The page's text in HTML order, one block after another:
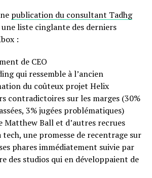
publication du consultant Tadhg
une liste cinglante des derniers
:
de CEO
qui ressemble à l’ancien
du coûteux projet Helix
contradictoires sur les marges (30%
3% jugées problématiques)
Matthew Ball et d’autres recrues
tech, une promesse de recentrage sur
phares immédiatement suivie par
des studios qui en développaient de